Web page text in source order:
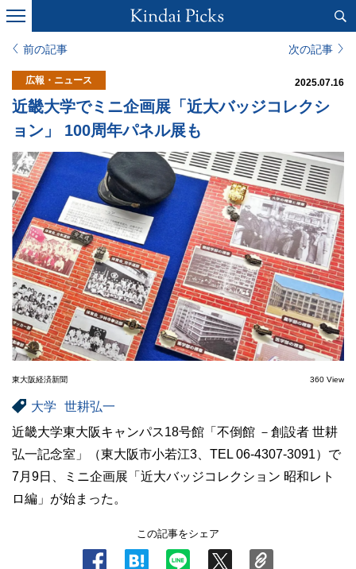
前の記事 次の記事
広報・ニュース 2025.07.16
近畿大学でミニ企画展「近大バッジコレクシ
ョン」 100周年パネル展も
東大阪経済新聞 360 View
大学
世耕弘一
近畿大学東大阪キャンパス18号館「不倒館 －創設者 世耕
弘一記念室」（東大阪市小若江3、TEL 06-4307-3091）で
7月9日、ミニ企画展「近大バッジコレクション 昭和レト
ロ編」が始まった。
この記事をシェア